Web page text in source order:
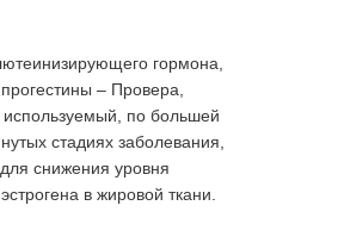
гормона,
– Провера,
используемый, по большей
стадиях заболевания,
снижения уровня
в жировой ткани.